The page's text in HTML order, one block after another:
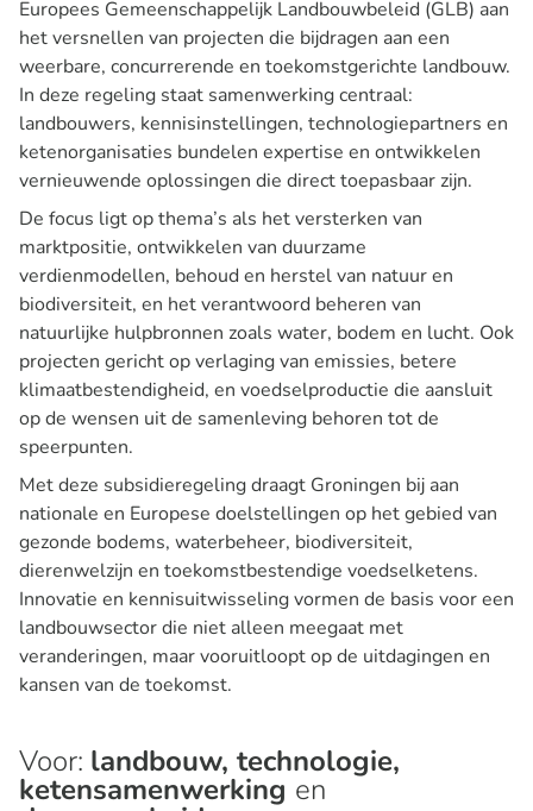
Europees Gemeenschappelijk Landbouwbeleid (GLB) aan
het versnellen van projecten die bijdragen aan een
weerbare, concurrerende en toekomstgerichte landbouw.
In deze regeling staat samenwerking centraal:
landbouwers, kennisinstellingen, technologiepartners en
ketenorganisaties bundelen expertise en ontwikkelen
vernieuwende oplossingen die direct toepasbaar zijn.
De focus ligt op thema’s als het versterken van
marktpositie, ontwikkelen van duurzame
verdienmodellen, behoud en herstel van natuur en
biodiversiteit, en het verantwoord beheren van
natuurlijke hulpbronnen zoals water, bodem en lucht. Ook
projecten gericht op verlaging van emissies, betere
klimaatbestendigheid, en voedselproductie die aansluit
op de wensen uit de samenleving behoren tot de
speerpunten.
Met deze subsidieregeling draagt Groningen bij aan
nationale en Europese doelstellingen op het gebied van
gezonde bodems, waterbeheer, biodiversiteit,
dierenwelzijn en toekomstbestendige voedselketens.
Innovatie en kennisuitwisseling vormen de basis voor een
landbouwsector die niet alleen meegaat met
veranderingen, maar vooruitloopt op de uitdagingen en
kansen van de toekomst.
Voor: landbouw, technologie,
ketensamenwerking en